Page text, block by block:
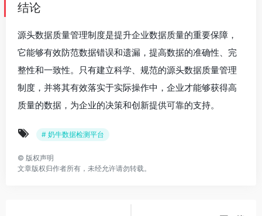
结论
源头数据质量管理制度是提升企业数据质量的重要保障，
它能够有效防范数据错误和遗漏，提高数据的准确性、完
整性和一致性。只有建立科学、规范的源头数据质量管理
制度，并将其有效落实于实际操作中，企业才能够获得高
质量的数据，为企业的决策和创新提供可靠的支持。
# 奶牛数据检测平台
© 版权声明
文章版权归作者所有，未经允许请勿转载。